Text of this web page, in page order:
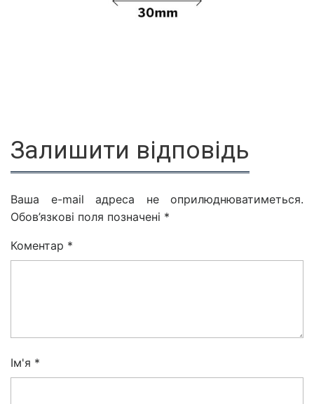
Залишити відповідь
Ваша e-mail адреса не оприлюднюватиметься.
Обов’язкові поля позначені *
Коментар *
Ім'я *